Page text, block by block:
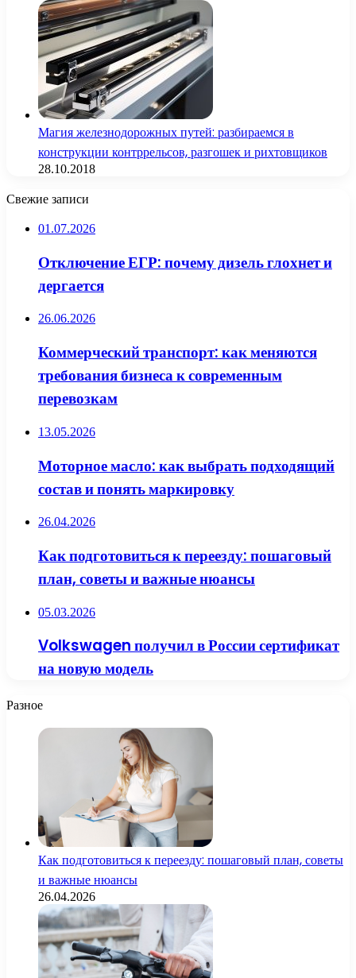
Магия железнодорожных путей: разбираемся в
конструкции контррельсов, разгошек и рихтовщиков
28.10.2018
Свежие записи
01.07.2026
Отключение ЕГР: почему дизель глохнет и
дергается
26.06.2026
Коммерческий транспорт: как меняются
требования бизнеса к современным
перевозкам
13.05.2026
Моторное масло: как выбрать подходящий
состав и понять маркировку
26.04.2026
Как подготовиться к переезду: пошаговый
план, советы и важные нюансы
05.03.2026
Volkswagen получил в России сертификат
на новую модель
Разное
Как подготовиться к переезду: пошаговый план, советы
и важные нюансы
26.04.2026